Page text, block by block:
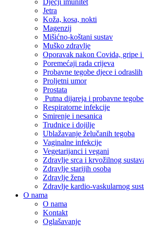
Dječji imunitet
Jetra
Koža, kosa, nokti
Magenzij
Mišićno-koštani sustav
Muško zdravlje
Oporavak nakon Covida, gripe i
Poremećaji rada crijeva
Probavne tegobe djece i odraslih
Proljetni umor
Prostata
Putna dijareja i probavne tegobe
Respiratorne infekcije
Smirenje i nesanica
Trudnice i dojilje
Ublažavanje želučanih tegoba
Vaginalne infekcije
Vegetarijanci i vegani
Zdravlje srca i krvožilnog
Zdravlje starijih osoba
Zdravlje žena
Zdravlje kardio-vaskularnog
O nama
O nama
Kontakt
Oglašavanje